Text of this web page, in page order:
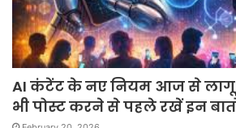
AI कंटेंट के नए नियम आज से
भी पोस्ट करने से पहले रखें इन